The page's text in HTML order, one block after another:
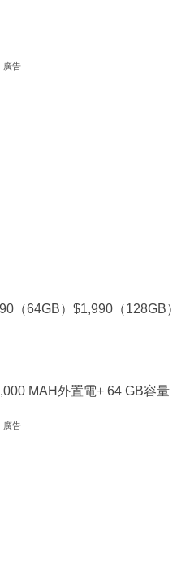
廣告
（64GB）$1,990（128GB）
MAH外置電+ 64 GB容量
廣告